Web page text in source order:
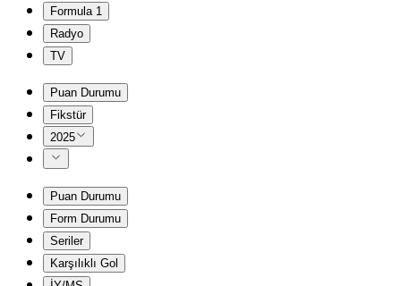
Formula 1
Radyo
TV
Puan Durumu
Fikstür
2025
Puan Durumu
Form Durumu
Seriler
Karşılıklı Gol